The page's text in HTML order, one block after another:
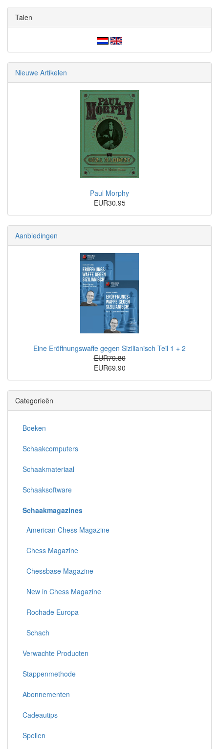
Talen
Nieuwe Artikelen
Paul Morphy
EUR30.95
Aanbiedingen
Eine Eröffnungswaffe gegen Sizilianisch Teil 1 + 2
EUR79.80
EUR69.90
Categorieën
Boeken
Schaakcomputers
Schaakmateriaal
Schaaksoftware
Schaakmagazines
American Chess Magazine
Chess Magazine
Chessbase Magazine
New in Chess Magazine
Rochade Europa
Schach
Verwachte Producten
Stappenmethode
Abonnementen
Cadeautips
Spellen